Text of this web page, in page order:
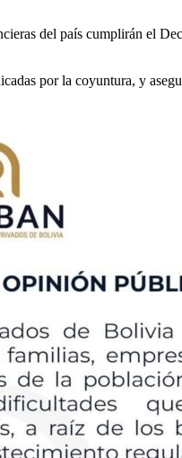
del país cumplirán el
por la coyuntura, y